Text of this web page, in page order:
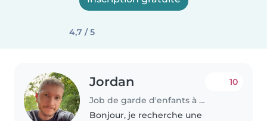
4,7 / 5
Jordan
Job de garde d'enfants à Cherbourg
10
Bonjour, je recherche une